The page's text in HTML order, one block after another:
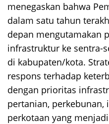
menegaskan bahwa
dalam satu tahun
depan mengutamakan
infrastruktur ke sentra-
di kabupaten/kota.
respons terhadap
dengan prioritas
pertanian, perkebunan,
perkotaan yang